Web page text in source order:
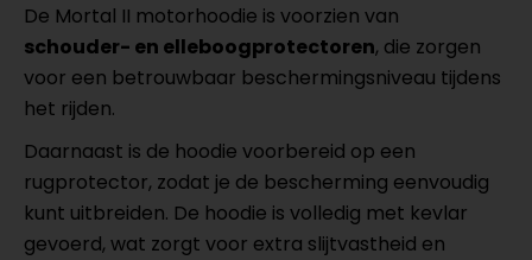
De Mortal II motorhoodie is voorzien van
schouder- en elleboogprotectoren, die zorgen
voor een betrouwbaar beschermingsniveau tijdens
het rijden.
Daarnaast is de hoodie voorbereid op een
rugprotector, zodat je de bescherming eenvoudig
kunt uitbreiden. De hoodie is volledig met kevlar
gevoerd, wat zorgt voor extra slijtvastheid en